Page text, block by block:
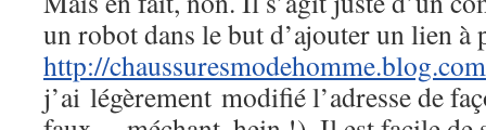
un robot dans le but d’ajouter un lien
http://
j’ai légèrement modifié l’adresse de